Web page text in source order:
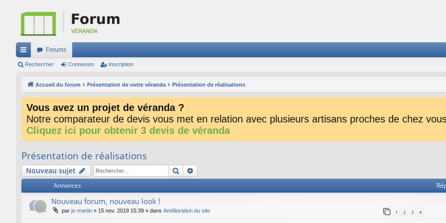
ac
Forums
Rechercher Connexion Inscription
Accueil du forum Présentation de votre véranda Présentation de réalisations
Vous avez un projet de véranda ?
Notre comparateur de devis vous met en relation avec plusieurs artisans proches de chez
Cliquez ici pour obtenir 3 devis de véranda
Présentation de réalisations
Nouveau sujet Rechercher
Annonces
Nouveau forum, nouveau look !
par js-martin » 15 nov. 2019 15:39 » dans Amélioration du site 1 2 3 4